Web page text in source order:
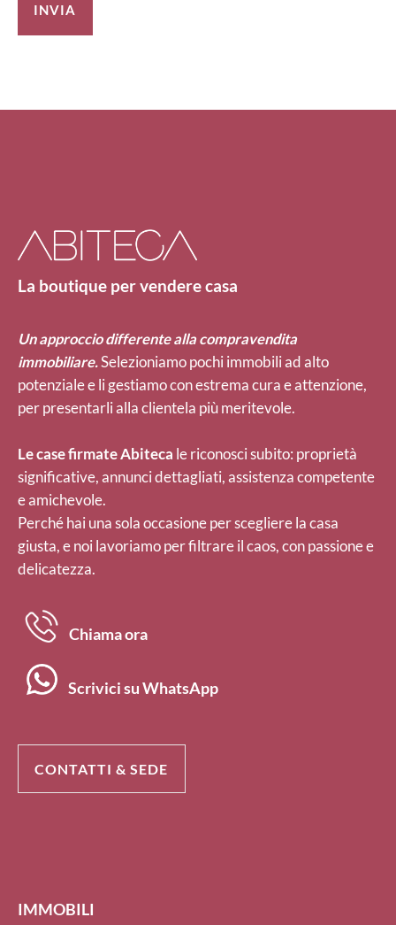
La boutique per vendere casa
Un approccio differente alla compravendita
immobiliare.Selezioniamo pochi immobili ad alto
potenziale e li gestiamo con estrema cura e attenzione,
per presentarli alla clientela più meritevole.
Le case firmate Abiteca le riconosci subito: proprietà
significative, annunci dettagliati, assistenza competente
e amichevole.
Perché hai una sola occasione per scegliere la casa
giusta, e noi lavoriamo per filtrare il caos, con passione e
delicatezza.
Chiama ora
Scrivici su WhatsApp
CONTATTI & SEDE
IMMOBILI